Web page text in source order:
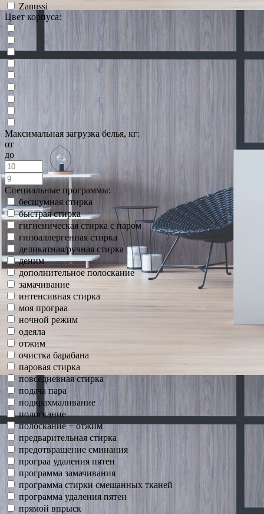
Zanussi
Цвет корпуса:
Максимальная загрузка белья, кг:
от
до
Специальные программы:
бесшумная стирка
быстрая стирка
гигиеническая стирка с паром
гипоаллергенная стирка
деликатная/ручная стирка
деним
дополнительное полоскание
замачивание
интенсивная стирка
моя програа
ночной режим
одеяла
отжим
очистка барабана
паровая стирка
повседневная стирка
подача пара
подкрахмаливание
полоскание
полоскание + отжим
предварительная стирка
предотвращение сминания
програа удаления пятен
программа замачивания
программа стирки смешанных тканей
программа удаления пятен
прямой впрыск